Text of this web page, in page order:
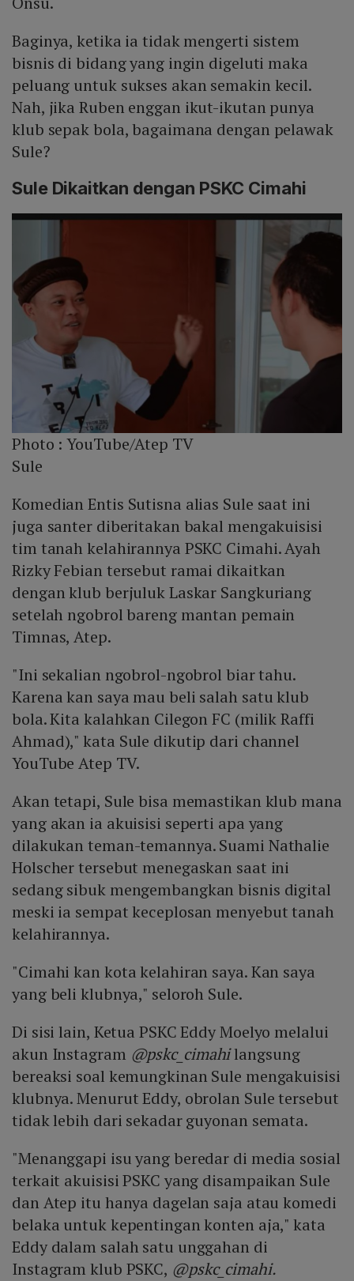
Baginya, ketika ia tidak mengerti sistem
bisnis di bidang yang ingin digeluti maka
peluang untuk sukses akan semakin kecil.
Nah, jika Ruben enggan ikut-ikutan punya
klub sepak bola, bagaimana dengan pelawak
Sule?
Sule Dikaitkan dengan PSKC Cimahi
Photo :YouTube/Atep TV
Sule
Komedian Entis Sutisna alias Sule saat ini
juga santer diberitakan bakal mengakuisisi
tim tanah kelahirannya PSKC Cimahi. Ayah
Rizky Febian tersebut ramai dikaitkan
dengan klub berjuluk Laskar Sangkuriang
setelah ngobrol bareng mantan pemain
Timnas, Atep.
"Ini sekalian ngobrol-ngobrol biar tahu.
Karena kan saya mau beli salah satu klub
bola. Kita kalahkan Cilegon FC (milik Raffi
Ahmad)," kata Sule dikutip dari channel
YouTube Atep TV.
Akan tetapi, Sule bisa memastikan klub mana
yang akan ia akuisisi seperti apa yang
dilakukan teman-temannya. Suami Nathalie
Holscher tersebut menegaskan saat ini
sedang sibuk mengembangkan bisnis digital
meski ia sempat keceplosan menyebut tanah
kelahirannya.
"Cimahi kan kota kelahiran saya. Kan saya
yang beli klubnya," seloroh Sule.
Di sisi lain, Ketua PSKC Eddy Moelyo melalui
akun Instagram @pskc_cimahilangsung
bereaksi soal kemungkinan Sule mengakuisisi
klubnya. Menurut Eddy, obrolan Sule tersebut
tidak lebih dari sekadar guyonan semata.
"Menanggapi isu yang beredar di media sosial
terkait akuisisi PSKC yang disampaikan Sule
dan Atep itu hanya dagelan saja atau komedi
belaka untuk kepentingan konten aja," kata
Eddy dalam salah satu unggahan di
Instagram klub PSKC, @pskc_cimahi.